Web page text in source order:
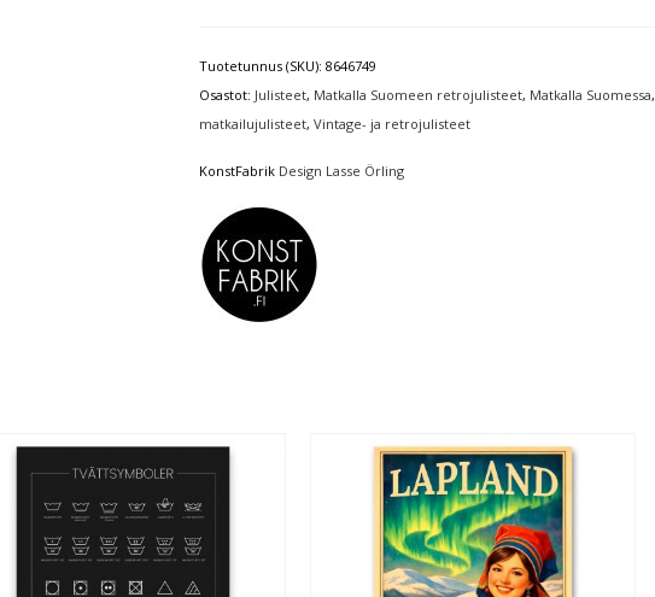
Tuotetunnus (SKU): 8646749
Osastot: Julisteet, Matkalla Suomeen retrojulisteet, Matkalla Suomessa,
matkailujulisteet, Vintage- ja retrojulisteet
KonstFabrik Design Lasse Örling